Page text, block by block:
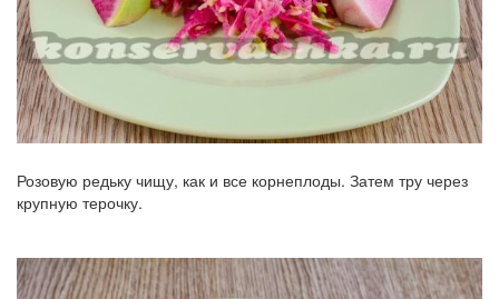
Розовую редьку чищу, как и все корнеплоды. Затем тру через
крупную терочку.